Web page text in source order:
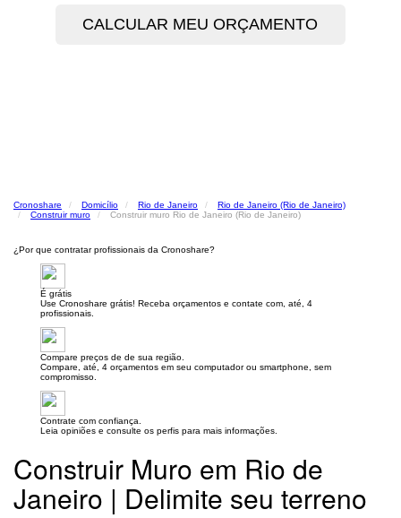
Cronoshare Domicílio Rio de Janeiro
Rio de Janeiro (Rio de Janeiro)
Construir muro
Construir muro Rio de Janeiro (Rio de Janeiro)
¿Por que contratar profissionais da Cronoshare?
É grátis
Use Cronoshare grátis! Receba orçamentos e contate com, até, 4
profissionais.
Compare preços de de sua região.
Compare, até, 4 orçamentos em seu computador ou smartphone, sem
compromisso.
Contrate com confiança.
Leia opiniões e consulte os perfis para mais informações.
Construir Muro em Rio de
Janeiro | Delimite seu terreno